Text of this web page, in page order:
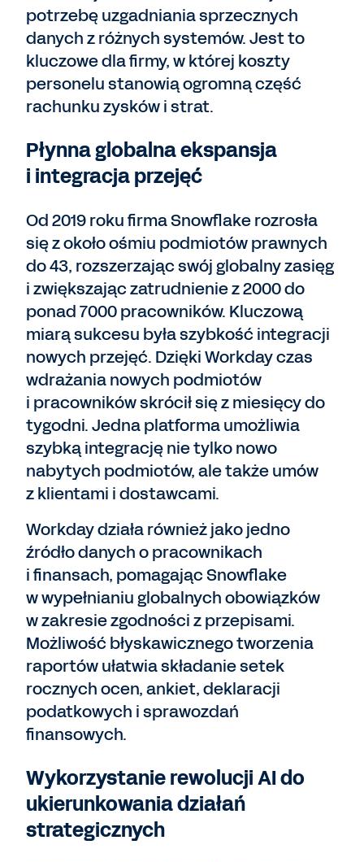
potrzebę uzgadniania sprzecznych
danych z różnych systemów. Jest to
kluczowe dla firmy, w której koszty
personelu stanowią ogromną część
rachunku zysków i strat.
Płynna globalna ekspansja
i integracja przejęć
Od 2019 roku firma Snowflake rozrosła
się z około ośmiu podmiotów prawnych
do 43, rozszerzając swój globalny zasięg
i zwiększając zatrudnienie z 2000 do
ponad 7000 pracowników. Kluczową
miarą sukcesu była szybkość integracji
nowych przejęć. Dzięki Workday czas
wdrażania nowych podmiotów
i pracowników skrócił się z miesięcy do
tygodni. Jedna platforma umożliwia
szybką integrację nie tylko nowo
nabytych podmiotów, ale także umów
z klientami i dostawcami.
Workday działa również jako jedno
źródło danych o pracownikach
i finansach, pomagając Snowflake
w wypełnianiu globalnych obowiązków
w zakresie zgodności z przepisami.
Możliwość błyskawicznego tworzenia
raportów ułatwia składanie setek
rocznych ocen, ankiet, deklaracji
podatkowych i sprawozdań
finansowych.
Wykorzystanie rewolucji AI do
ukierunkowania działań
strategicznych